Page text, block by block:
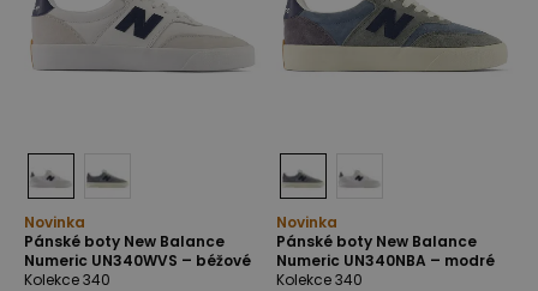
Novinka
Pánské boty New Balance
Numeric UN340WVS – béžové
Kolekce 340
Novinka
Pánské boty New Balance
Numeric UN340NBA – modré
Kolekce 340